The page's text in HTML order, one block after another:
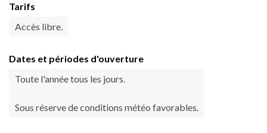
Tarifs
Accès libre.
Dates et périodes d'ouverture
Toute l'année tous les jours.
Sous réserve de conditions météo favorables.